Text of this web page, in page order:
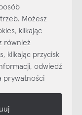
ręki, zapisz się już
Możesz
klikając
również
klikając przycisk
odwiedź
prywatności